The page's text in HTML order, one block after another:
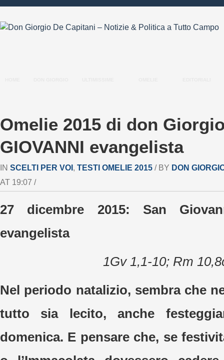
Omelie 2015 di don
GIOVANNI evangelista
IN SCELTI PER VOI, TESTI OMELIE 2015 / BY DON
AT 19:07 /
27 dicembre 2015: San
evangelista
1Gv 1,1-10; Rm
Nel periodo natalizio, sembra che
tutto sia lecito, anche
domenica. E pensare che, se